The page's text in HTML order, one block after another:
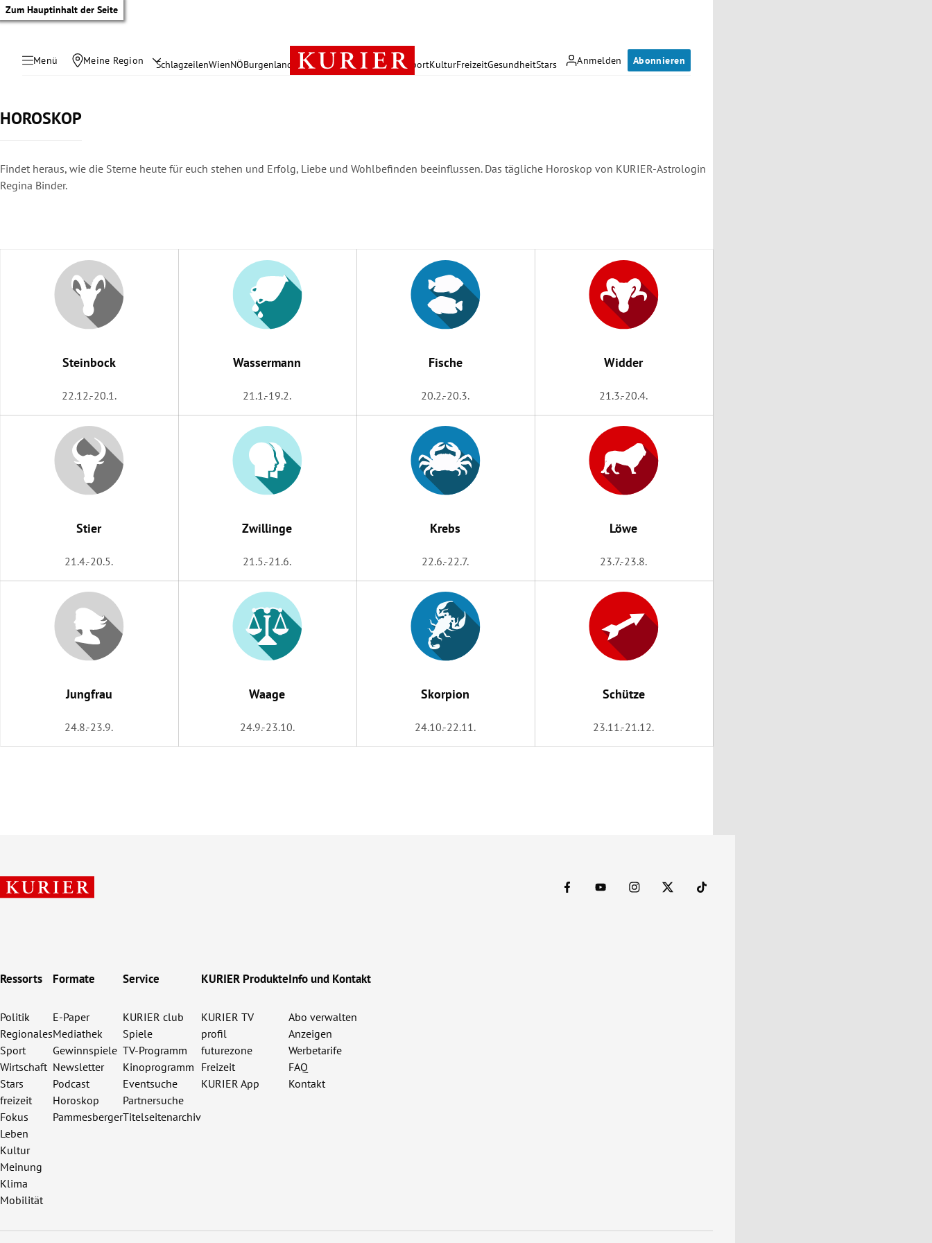
Zum Hauptinhalt der Seite
Menü Meine Region Anmelden Abonnieren
SchlagzeilenWienNÖBurgenland Österreich PolitikWirtschaft SportKulturFreizeitGesundheitStars
Untermenü
Untermenü
Untermenü
Untermenü
HOROSKOP
Findet heraus, wie die Sterne heute für euch stehen und Erfolg, Liebe und Wohlbefinden beeinflussen. Das tägliche Horoskop von KURIER-Astrologin
Regina Binder.
Steinbock
22.12.-20.1.
Wassermann
21.1.-19.2.
Fische
20.2.-20.3.
Widder
21.3.-20.4.
Stier
21.4.-20.5.
Zwillinge
21.5.-21.6.
Krebs
22.6.-22.7.
Löwe
23.7.-23.8.
Jungfrau
24.8.-23.9.
Waage
24.9.-23.10.
Skorpion
24.10.-22.11.
Schütze
23.11.-21.12.
Ressorts
Politik
Regionales
Sport
Wirtschaft
Stars
freizeit
Fokus
Leben
Kultur
Meinung
Klima
Mobilität
Formate
E-Paper
Mediathek
Gewinnspiele
Newsletter
Podcast
Horoskop
Pammesberger
Service
KURIER club
Spiele
TV-Programm
Kinoprogramm
Eventsuche
Partnersuche
Titelseitenarchiv
KURIER Produkte
KURIER TV
profil
futurezone
Freizeit
KURIER App
Info und Kontakt
Abo verwalten
Anzeigen
Werbetarife
FAQ
Kontakt